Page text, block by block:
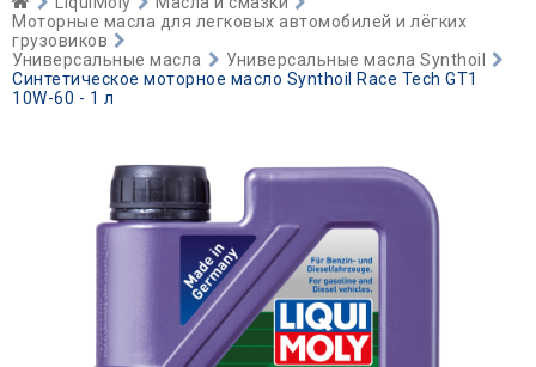
Моторные масла для легковых автомобилей и лёгких
грузовиков
Универсальные масла
Универсальные масла Synthoil
Синтетическое моторное масло Synthoil Race Tech GT1
10W-60 - 1 л